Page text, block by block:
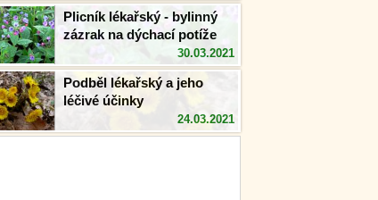
Plicník lékařský - bylinný
zázrak na dýchací potíže
30.03.2021
Podběl lékařský a jeho
léčivé účinky
24.03.2021